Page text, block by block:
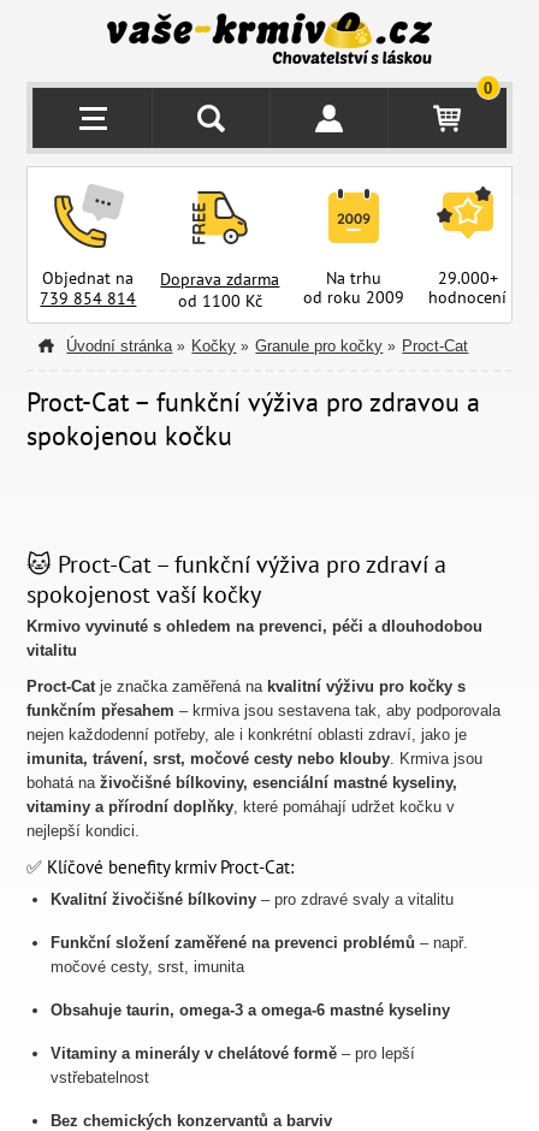
0
Objednat na
739 854 814
Doprava zdarma
od 1100 Kč
Na trhu
od roku 2009
29.000+
hodnocení
Úvodní stránka » Kočky » Granule pro kočky » Proct-Cat
Proct-Cat – funkční výživa pro zdravou a
spokojenou kočku
🐱 Proct-Cat – funkční výživa pro zdraví a
spokojenost vaší kočky
Krmivo vyvinuté s ohledem na prevenci, péči a dlouhodobou
vitalitu
Proct-Catje značka zaměřená na kvalitní výživu pro kočky s
funkčním přesahem – krmiva jsou sestavena tak, aby podporovala
nejen každodenní potřeby, ale i konkrétní oblasti zdraví, jako je
imunita, trávení, srst, močové cesty nebo klouby. Krmiva jsou
bohatá naživočišné bílkoviny, esenciální mastné kyseliny,
vitaminy a přírodní doplňky, které pomáhají udržet kočku v
nejlepší kondici.
✅ Klíčové benefity krmiv Proct-Cat:
Kvalitní živočišné bílkoviny – pro zdravé svaly a vitalitu
Funkční složení zaměřené na prevenci problémů – např.
močové cesty, srst, imunita
Obsahuje taurin, omega-3 a omega-6 mastné kyseliny
Vitaminy a minerály v chelátové formě – pro lepší
vstřebatelnost
Bez chemických konzervantů a barviv